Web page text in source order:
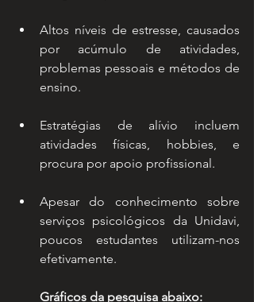
Altos níveis de estresse, causados
por acúmulo de atividades,
problemas pessoais e métodos de
ensino.
Estratégias de alívio incluem
atividades físicas, hobbies, e
procura por apoio profissional.
Apesar do conhecimento sobre
serviços psicológicos da Unidavi,
poucos estudantes utilizam-nos
efetivamente.
Gráficos da pesquisa abaixo: